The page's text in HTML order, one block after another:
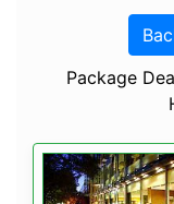
Package